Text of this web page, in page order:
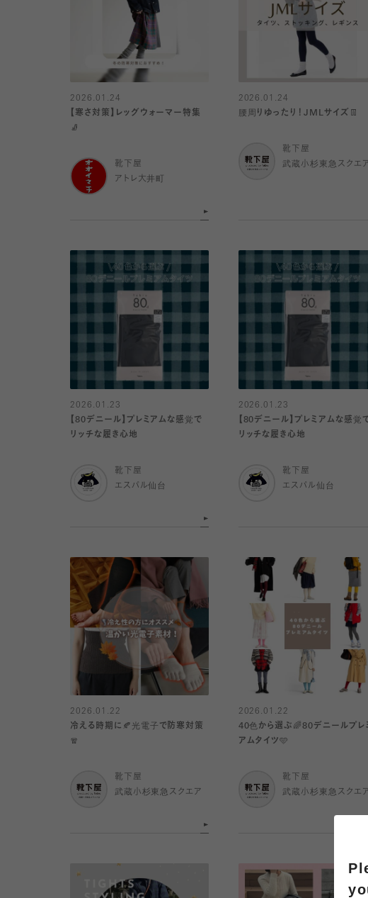
2026.01.24
【寒さ対策】レッグウォーマー特集
🧦
靴下屋
アトレ大井町
2026.01.24
腰周りゆったり！JMLサイズ👖
靴下屋
武蔵小杉東急スクエア
2026.01.23
【80デニール】プレミアムな感覚で
リッチな履き心地
靴下屋
エスパル仙台
2026.01.23
【80デニール】プレミアムな感覚
リッチな履き心地
靴下屋
エスパル仙台
2026.01.22
冷える時期に🍂光電子で防寒対策
🧣
靴下屋
武蔵小杉東急スクエア
2026.01.22
40色から選ぶ🌈80デニールプレ
アムタイツ🩵
靴下屋
武蔵小杉東急スクエア